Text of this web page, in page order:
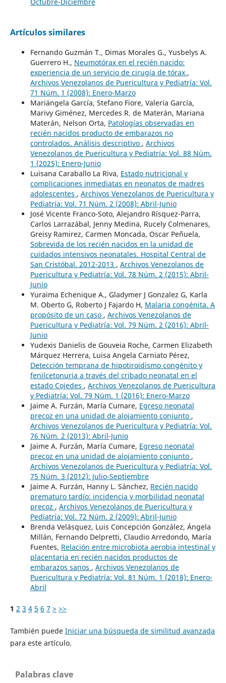
Artículos similares
Fernando Guzmán T., Dimas Morales G., Yusbelys A.
Guerrero H., Neumotórax en el recién nacido:
experiencia de un servicio de cirugía de tórax ,
Archivos Venezolanos de Puericultura y Pediatría: Vol.
71 Núm. 1 (2008): Enero-Marzo
Mariángela García, Stefano Fiore, Valeria García,
Marivy Giménez, Mercedes R. de Materán, Mariana
Materán, Nelson Orta, Patologías observadas en
recién nacidos producto de embarazos no
controlados. Análisis descriptivo , Archivos
Venezolanos de Puericultura y Pediatría: Vol. 88 Núm.
1 (2025): Enero-Junio
Luisana Caraballo La Riva, Estado nutricional y
complicaciones inmediatas en neonatos de madres
adolescentes , Archivos Venezolanos de Puericultura y
Pediatría: Vol. 71 Núm. 2 (2008): Abril-Junio
José Vicente Franco-Soto, Alejandro Rísquez-Parra,
Carlos Larrazábal, Jenny Medina, Rucely Colmenares,
Greisy Ramirez, Carmen Moncada, Oscar Peñuela,
Sobrevida de los recién nacidos en la unidad de
cuidados intensivos neonatales. Hospital Central de
San Cristóbal. 2012-2013 , Archivos Venezolanos de
Puericultura y Pediatría: Vol. 78 Núm. 2 (2015): Abril-
Junio
Yuraima Echenique A., Gladymer J Gonzalez G, Karla
M. Oberto G, Roberto J Fajardo H, Malaria congénita. A
propósito de un caso , Archivos Venezolanos de
Puericultura y Pediatría: Vol. 79 Núm. 2 (2016): Abril-
Junio
Yudexis Danielis de Gouveia Roche, Carmen Elizabeth
Márquez Herrera, Luisa Angela Carniato Pérez,
Detección temprana de hipotiroidismo congénito y
fenilcetonuria a través del cribado neonatal en el
estado Cojedes , Archivos Venezolanos de Puericultura
y Pediatría: Vol. 79 Núm. 1 (2016): Enero-Marzo
Jaime A. Furzán, María Cumare, Egreso neonatal
precoz en una unidad de alojamiento conjunto ,
Archivos Venezolanos de Puericultura y Pediatría: Vol.
76 Núm. 2 (2013): Abril-Junio
Jaime A. Furzán, María Cumare, Egreso neonatal
precoz en una unidad de alojamiento conjunto ,
Archivos Venezolanos de Puericultura y Pediatría: Vol.
75 Núm. 3 (2012): Julio-Septiembre
Jaime A. Furzán, Hanny L. Sánchez, Recién nacido
prematuro tardío: incidencia y morbilidad neonatal
precoz , Archivos Venezolanos de Puericultura y
Pediatría: Vol. 72 Núm. 2 (2009): Abril-Junio
Brenda Velásquez, Luis Concepción González, Ángela
Millán, Fernando Delpretti, Claudio Arredondo, María
Fuentes, Relación entre microbiota aerobia intestinal y
placentaria en recién nacidos productos de
embarazos sanos , Archivos Venezolanos de
Puericultura y Pediatría: Vol. 81 Núm. 1 (2018): Enero-
Abril
1 2 3 4 5 6 7 > >>
También puede Iniciar una búsqueda de similitud avanzada
para este artículo.
Palabras clave